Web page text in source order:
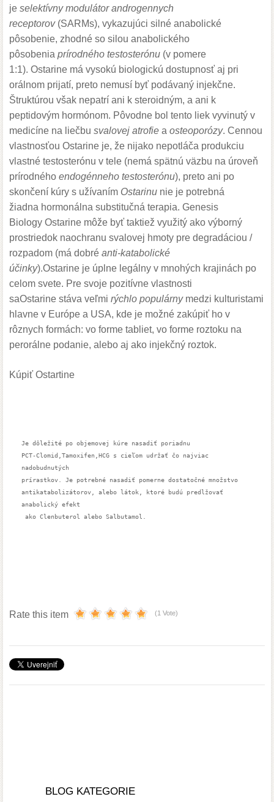
je selektívny modulátor androgennych
receptorov(SARMs), vykazujúci silné anabolické
pôsobenie, zhodné so silou anabolického
pôsobenia prírodného testosterónu (v pomere
1:1). Ostarine má vysokú biologickú dostupnosť aj pri
orálnom prijatí, preto nemusí byť podávaný injekčne.
Štruktúrou však nepatrí ani k steroidným, a ani k
peptidovým hormónom. Pôvodne bol tento liek vyvinutý v
medicíne na liečbu svalovej atrofie a osteoporózy. Cennou
vlastnosťou Ostarine je, že nijako nepotláča produkciu
vlastné testosterónu v tele (nemá spätnú väzbu na úroveň
prírodného endogénneho testosterónu), preto ani po
skončení kúry s užívaním Ostarinu nie je potrebná
žiadna hormonálna substitučná terapia. Genesis
Biology Ostarine môže byť taktiež využitý ako výborný
prostriedok naochranu svalovej hmoty pre degradáciou /
rozpadom (má dobré anti-katabolické
účinky).Ostarine je úplne legálny v mnohých krajinách po
celom svete. Pre svoje pozitívne vlastnosti
saOstarine stáva veľmi rýchlo populárnymedzi kulturistami
hlavne v Európe a USA, kde je možné zakúpiť ho v
rôznych formách: vo forme tabliet, vo forme roztoku na
perorálne podanie, alebo aj ako injekčný roztok.
Kúpiť Ostartine
Je dôležité po objemovej kúre nasadiť poriadnu
PCT-Clomid,Tamoxifen,HCG s cieľom udržať čo najviac
nadobudnutých
prírastkov. Je potrebné nasadiť pomerne dostatočné množstvo
antikatabolizátorov, alebo látok, ktoré budú predlžovať
anabolický efekt
ako Clenbuterol alebo Salbutamol.
Rate this item (1 Vote)
BLOG KATEGORIE